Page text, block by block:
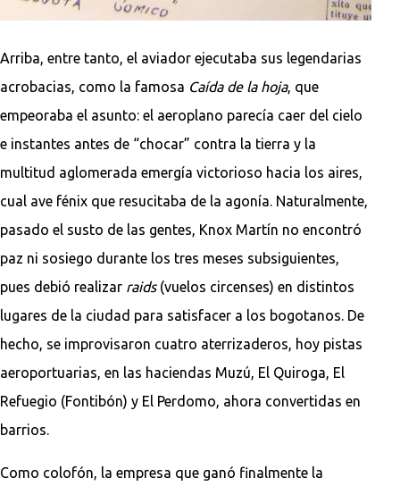
Arriba, entre tanto, el aviador ejecutaba sus legendarias
acrobacias, como la famosa Caída de la hoja, que
empeoraba el asunto: el aeroplano parecía caer del cielo
e instantes antes de “chocar” contra la tierra y la
multitud aglomerada emergía victorioso hacia los aires,
cual ave fénix que resucitaba de la agonía. Naturalmente,
pasado el susto de las gentes, Knox Martín no encontró
paz ni sosiego durante los tres meses subsiguientes,
pues debió realizar raids(vuelos circenses) en distintos
lugares de la ciudad para satisfacer a los bogotanos. De
hecho, se improvisaron cuatro aterrizaderos, hoy pistas
aeroportuarias, en las haciendas Muzú, El Quiroga, El
Refuegio (Fontibón) y El Perdomo, ahora convertidas en
barrios.
Como colofón, la empresa que ganó finalmente la